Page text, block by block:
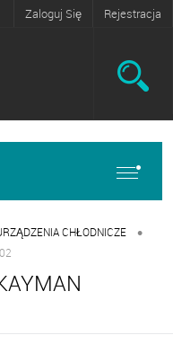
Zaloguj Się Rejestracja
CHŁODNICZE
•